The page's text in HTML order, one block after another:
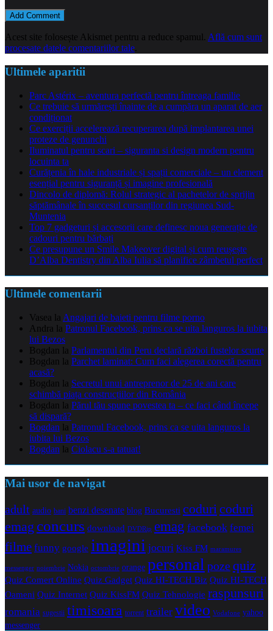
Acest site folosește Akismet pentru a reduce spamul. Află cum sunt
procesate datele comentariilor tale
Ultimele aparitii
Parc Astérix – aventura perfectă pentru întreaga familie
Ce trebuie să urmărești înainte de a cumpăra un aparat de aer
condiționat
Ce exerciții accelerează recuperarea după implantarea unei
proteze de genunchi
Iluminatul pentru scari – siguranta si design modern pentru
locuinta ta
Curățenia în hale industriale și spații comerciale – un element
esențial pentru siguranță și imagine profesională
Dincolo de diplomă: Rolul strategic al pachetelor de sprijin
săptămânale în succesul cursanților din regiunea Sud-
Muntenia
Top 7 gadgeturi și accesorii care definesc noua generație de
cadouri pentru bărbați
Ce presupune un Smile Makeover digital și cum reușește
D’Alba Dentistry din Alba Iulia să planifice zâmbetul perfect
Ultimele comentarii
Vasea la Angajari de baieti pentru filme porno
Andra la Patronul Facebook, prins ca se uita languros la iubita
lui Bezos
Bogdan la Parlamentul din Peru declară război fustelor scurte
Bogdan la Parchet laminat: Cum faci alegerea corectă pentru
acasă?
Bogdan la Secretul unui antreprenor de 25 de ani care
schimbă piața construcțiilor din România
Bogdan la Părul tău spune povestea ta – ce faci când începe
să dispară?
Bogdan la Patronul Facebook, prins ca se uita languros la
iubita lui Bezos
Bogdan la Ciolacu s-a tatuat!
Mai usor de navigat
adult audio bani benzi desenate blog Bucuresti coduricoduri
emag concurs download DVDRip emag facebook femei
filme funny google imagini jocuri Kiss FM maramures
messenger noiembrie Nokia octombrie orange personal pozequiz
Quiz Comert Online Quiz Gadget Quiz HI-TECH Biz Quiz HI-TECH
Oameni Quiz Internet Quiz KissFM Quiz Tehnologie raspunsuri
romania sugestii timisoara torrent trailer video Vodafone yahoo
messenger